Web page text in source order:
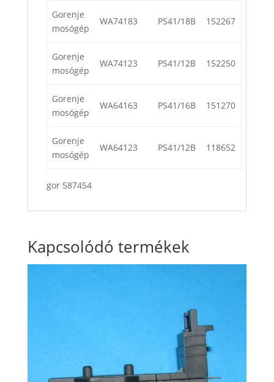
Gorenje
mosógép
WA74183 PS41/18B 152267
Gorenje
mosógép
WA74123 PS41/12B 152250
Gorenje
mosógép
WA64163 PS41/16B 151270
Gorenje
mosógép
WA64123 PS41/12B 118652
gor 587454
Kapcsolódó termékek